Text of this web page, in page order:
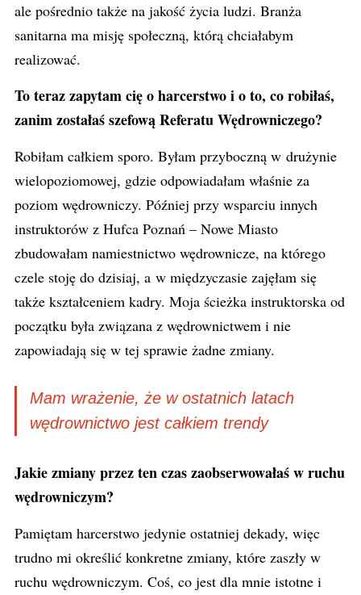
ale pośrednio także na jakość życia ludzi. Branża
sanitarna ma misję społeczną, którą chciałabym
realizować.
To teraz zapytam cię o harcerstwo i o to, co robiłaś,
zanim zostałaś szefową Referatu Wędrowniczego?
Robiłam całkiem sporo. Byłam przyboczną w drużynie
wielopoziomowej, gdzie odpowiadałam właśnie za
poziom wędrowniczy. Później przy wsparciu innych
instruktorów z Hufca Poznań – Nowe Miasto
zbudowałam namiestnictwo wędrownicze, na którego
czele stoję do dzisiaj, a w międzyczasie zajęłam się
także kształceniem kadry. Moja ścieżka instruktorska od
początku była związana z wędrownictwem i nie
zapowiadają się w tej sprawie żadne zmiany.
Mam wrażenie, że w ostatnich latach
wędrownictwo jest całkiem trendy
Jakie zmiany przez ten czas zaobserwowałaś w ruchu
wędrowniczym?
Pamiętam harcerstwo jedynie ostatniej dekady, więc
trudno mi określić konkretne zmiany, które zaszły w
ruchu wędrowniczym. Coś, co jest dla mnie istotne i